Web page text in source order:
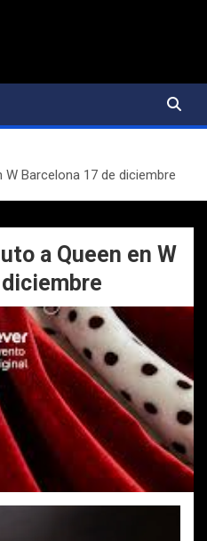
W Barcelona 17 de diciembre
a Queen en W